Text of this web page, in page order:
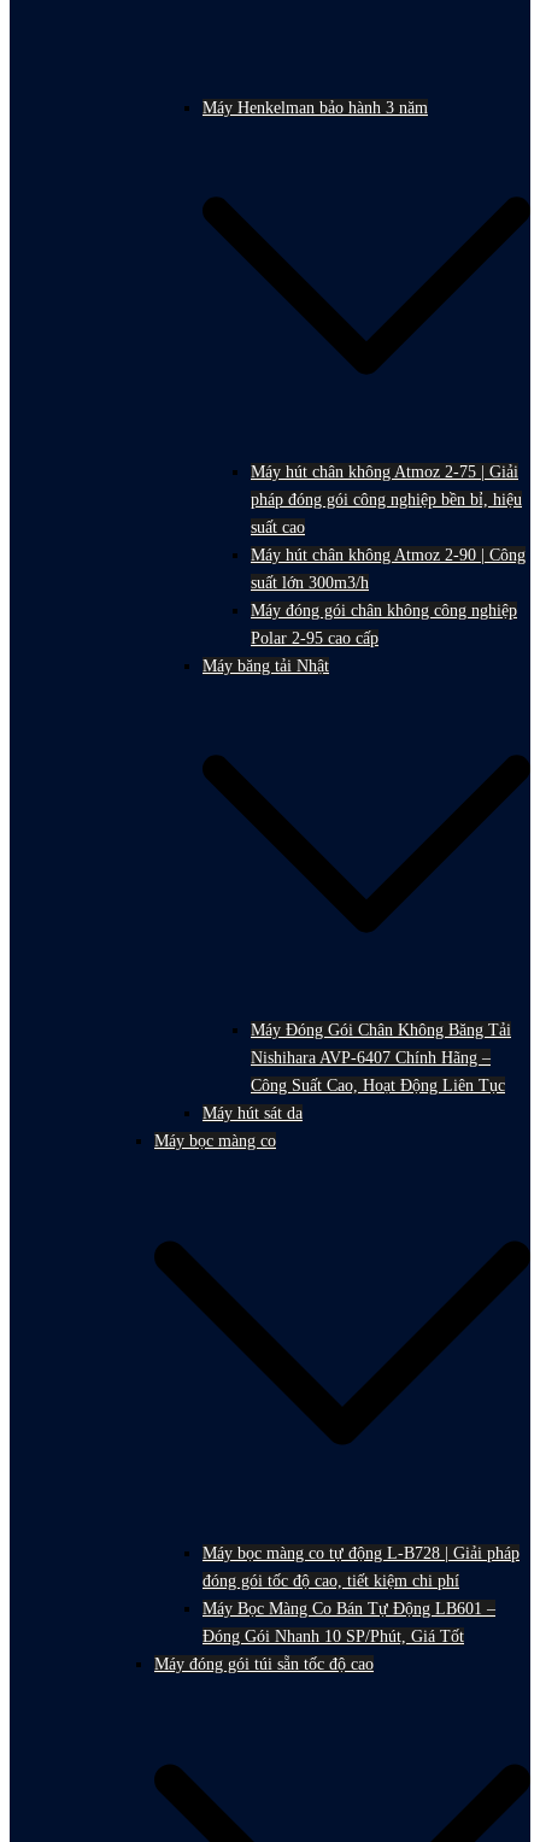
Máy Henkelman bảo hành 3 năm
Máy hút chân không Atmoz 2-75 | Giải
pháp đóng gói công nghiệp bền bỉ, hiệu
suất cao
Máy hút chân không Atmoz 2-90 | Công
suất lớn 300m3/h
Máy đóng gói chân không công nghiệp
Polar 2-95 cao cấp
Máy băng tải Nhật
Máy Đóng Gói Chân Không Băng Tải
Nishihara AVP-6407 Chính Hãng –
Công Suất Cao, Hoạt Động Liên Tục
Máy hút sát da
Máy bọc màng co
Máy bọc màng co tự động L-B728 | Giải pháp
đóng gói tốc độ cao, tiết kiệm chi phí
Máy Bọc Màng Co Bán Tự Động LB601 –
Đóng Gói Nhanh 10 SP/Phút, Giá Tốt
Máy đóng gói túi sẵn tốc độ cao